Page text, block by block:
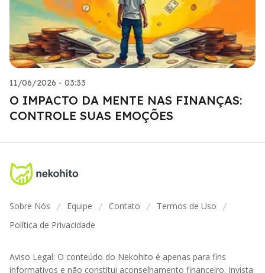
11/06/2026 - 03:33
O IMPACTO DA MENTE NAS FINANÇAS:
CONTROLE SUAS EMOÇÕES
Sobre Nós / Equipe / Contato / Termos de Uso /
Política de Privacidade
Aviso Legal: O conteúdo do Nekohito é apenas para fins
informativos e não constitui aconselhamento financeiro. Invista